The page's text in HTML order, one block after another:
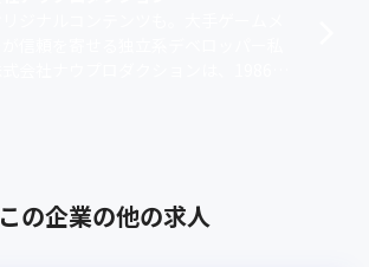
この企業の他の求人